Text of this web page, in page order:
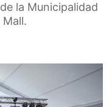
la Municipalidad